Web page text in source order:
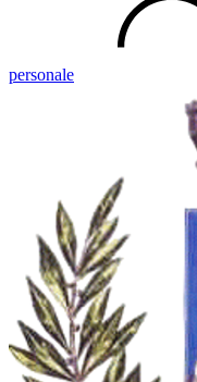
personale